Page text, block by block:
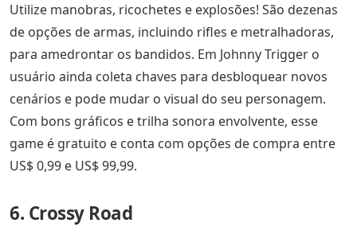
Utilize manobras, ricochetes e explosões! São dezenas
de opções de armas, incluindo rifles e metralhadoras,
para amedrontar os bandidos. Em Johnny Trigger o
usuário ainda coleta chaves para desbloquear novos
cenários e pode mudar o visual do seu personagem.
Com bons gráficos e trilha sonora envolvente, esse
game é gratuito e conta com opções de compra entre
US$ 0,99 e US$ 99,99.
6. Crossy Road